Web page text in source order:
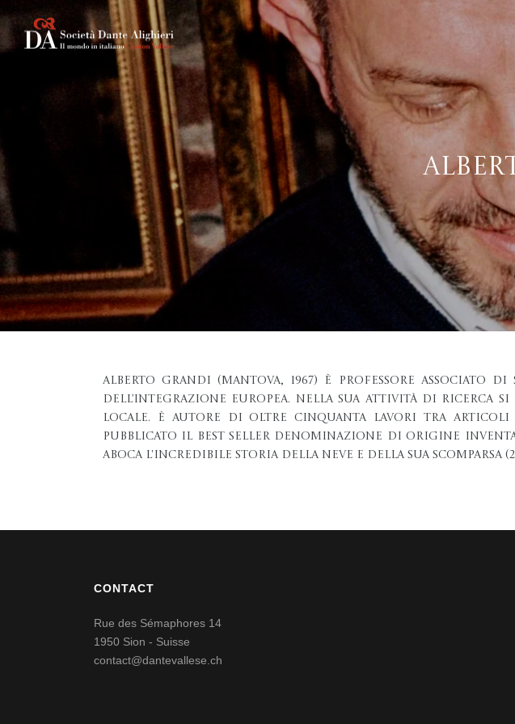
Alberto Grandi (Mantova, 1967) è professore associato
dell’Integrazione Europea. Nella sua attività di ricerca
locale. È autore di oltre cinquanta lavori tra articoli
pubblicato il best seller Denominazione di Origine
Aboca L'incredibile storia della neve e della sua scomparsa
CONTACT
Rue des Sémaphores 14
1950 Sion - Suisse
contact@dantevallese.ch